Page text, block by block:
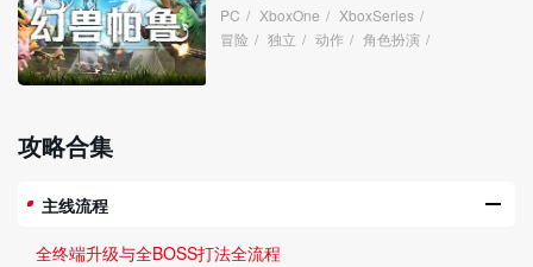
PC / XboxOne / XboxSeries /
冒险 / 独立 / 动作 / 角色扮演 /
攻略合集
主线流程
全终端升级与全BOSS打法全流程